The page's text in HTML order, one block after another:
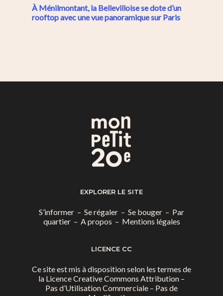
À Ménilmontant, la Bellevilloise se dote d’un
rooftop avec une vue panoramique sur Paris
EXPLORER LE SITE
S’informer – Se régaler – Se bouger – Par
quartier– A propos – Mentions légales
LICENCE CC
Ce site est mis à disposition selon les termes de
la Licence Creative Commons Attribution –
Pas d’Utilisation Commerciale – Pas de